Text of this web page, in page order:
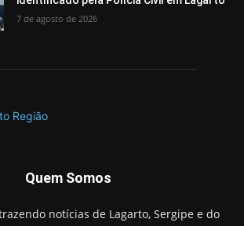
7 de agosto de 2026
Quem Somos
notícias de Lagarto, Sergipe e do